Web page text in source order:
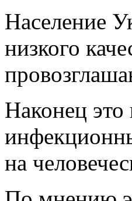
Население
низкого
Наконец
на